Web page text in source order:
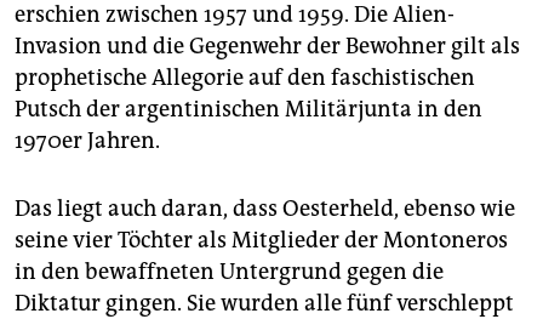
erschien zwischen 1957 und 1959. Die Alien-
Invasion und die Gegenwehr der Bewohner gilt als
prophetische Allegorie auf den faschistischen
Putsch der argentinischen Militärjunta in den
1970er Jahren.
Das liegt auch daran, dass Oes­terheld, ebenso wie
seine vier Töchter als Mitglieder der Montoneros
in den bewaffneten Untergrund gegen die
Diktatur gingen. Sie wurden alle fünf verschleppt